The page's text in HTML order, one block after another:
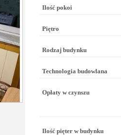
Ilość pokoi
Piętro
Rodzaj budynku
Technologia budowlana
Opłaty w czynszu
Ilość pięter w budynku